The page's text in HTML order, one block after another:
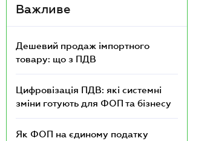
Важливе
Дешевий продаж імпортного
товару: що з ПДВ
Цифровізація ПДВ: які системні
зміни готують для ФОП та бізнесу
Як ФОП на єдиному податку